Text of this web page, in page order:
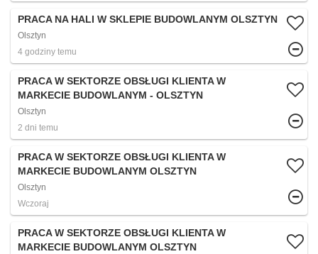
PRACA NA HALI W SKLEPIE BUDOWLANYM OLSZTYN
Olsztyn
4 godziny temu
PRACA W SEKTORZE OBSŁUGI KLIENTA W
MARKECIE BUDOWLANYM - OLSZTYN​
Olsztyn
2 dni temu
PRACA W SEKTORZE OBSŁUGI KLIENTA W
MARKECIE BUDOWLANYM OLSZTYN
Olsztyn
Wczoraj
PRACA W SEKTORZE OBSŁUGI KLIENTA W
MARKECIE BUDOWLANYM OLSZTYN